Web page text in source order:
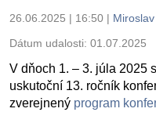
26.06.2025 | 16:50 |
Dátum udalosti: 01.07.2025
V dňoch 1. – 3. júla 2025
uskutoční 13. ročník
zverejnený program